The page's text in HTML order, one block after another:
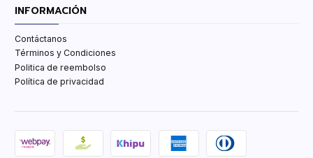
INFORMACIÓN
Contáctanos
Términos y Condiciones
Politica de reembolso
Política de privacidad